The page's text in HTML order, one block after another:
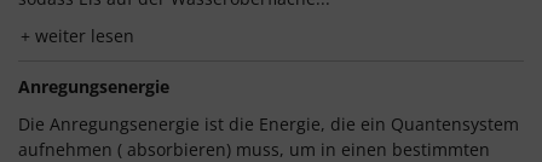
weiter lesen
Anregungsenergie
Die Anregungsenergie ist die Energie, die ein Quantensystem
aufnehmen ( absorbieren) muss, um in einen bestimmten